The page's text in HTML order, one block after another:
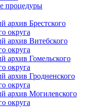
процедуры
архив Брестского
округа
архив Витебского
округа
архив Гомельского
округа
архив Гродненского
округа
архив Могилевского
округа